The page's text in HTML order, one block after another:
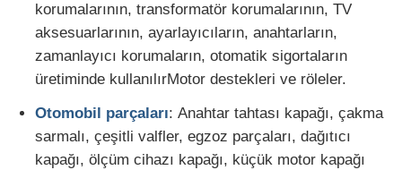
korumalarının, transformatör korumalarının, TV
aksesuarlarının, ayarlayıcıların, anahtarların,
zamanlayıcı korumaların, otomatik sigortaların
üretiminde kullanılırMotor destekleri ve röleler.
Otomobil parçaları: Anahtar tahtası kapağı, çakma
sarmalı, çeşitli valfler, egzoz parçaları, dağıtıcı
kapağı, ölçüm cihazı kapağı, küçük motor kapağı